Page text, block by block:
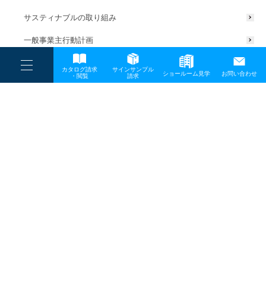
----
----
-
カタログ請求
・閲覧
サインサンプル
請求
ショールーム見学 お問い合わせ
サスティナブルの取り組み
一般事業主行動計画